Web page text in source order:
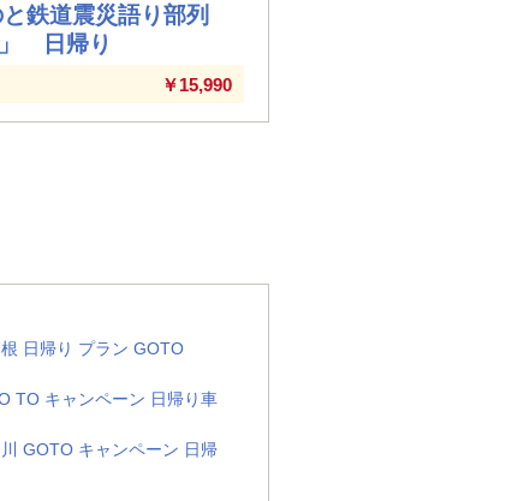
鉄道震災語り部列
」 日帰り
￥15,990
日帰り プラン GOTO
TO キャンペーン 日帰り車
GOTO キャンペーン 日帰